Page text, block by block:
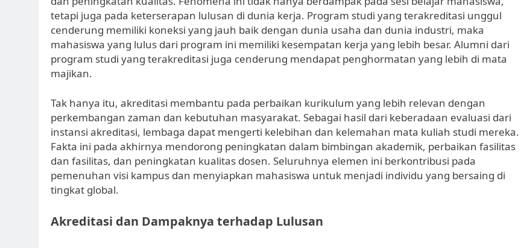
tetapi juga pada keterserapan lulusan di dunia kerja. Program studi yang terakreditasi unggul
cenderung memiliki koneksi yang jauh baik dengan dunia usaha dan dunia industri, maka
mahasiswa yang lulus dari program ini memiliki kesempatan kerja yang lebih besar. Alumni dari
program studi yang terakreditasi juga cenderung mendapat penghormatan yang lebih di mata
majikan.
Tak hanya itu, akreditasi membantu pada perbaikan kurikulum yang lebih relevan dengan
perkembangan zaman dan kebutuhan masyarakat. Sebagai hasil dari keberadaan evaluasi dari
instansi akreditasi, lembaga dapat mengerti kelebihan dan kelemahan mata kuliah studi mereka.
Fakta ini pada akhirnya mendorong peningkatan dalam bimbingan akademik, perbaikan fasilitas
dan fasilitas, dan peningkatan kualitas dosen. Seluruhnya elemen ini berkontribusi pada
pemenuhan visi kampus dan menyiapkan mahasiswa untuk menjadi individu yang bersaing di
tingkat global.
Akreditasi dan Dampaknya terhadap Lulusan